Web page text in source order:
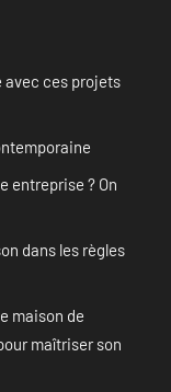
avec ces projets
entreprise ? On
dans les règles
maison de
maîtriser son